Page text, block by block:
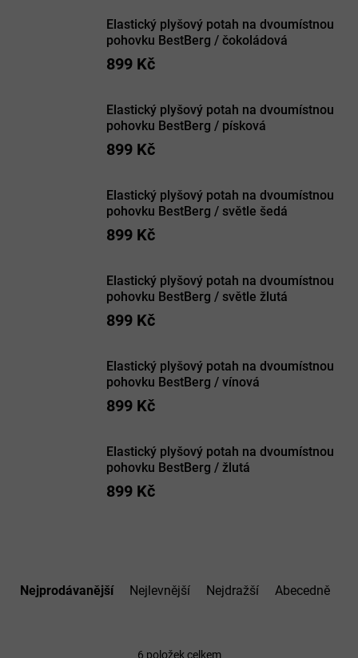
Elastický plyšový potah na dvoumístnou
pohovku BestBerg / čokoládová
899 Kč
Elastický plyšový potah na dvoumístnou
pohovku BestBerg / písková
899 Kč
Elastický plyšový potah na dvoumístnou
pohovku BestBerg / světle šedá
899 Kč
Elastický plyšový potah na dvoumístnou
pohovku BestBerg / světle žlutá
899 Kč
Elastický plyšový potah na dvoumístnou
pohovku BestBerg / vínová
899 Kč
Elastický plyšový potah na dvoumístnou
pohovku BestBerg / žlutá
899 Kč
Nejprodávanější Nejlevnější Nejdražší Abecedně
6 položek celkem